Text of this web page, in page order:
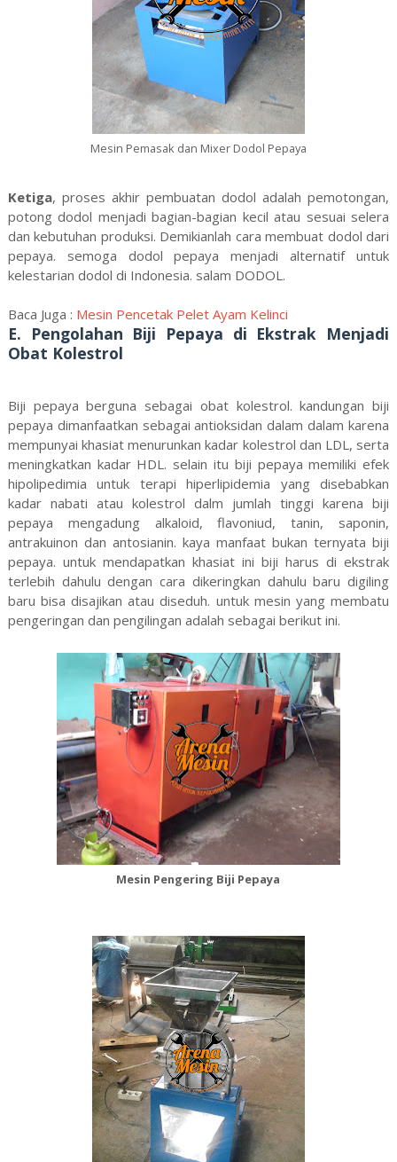
Mesin Pemasak dan Mixer Dodol Pepaya
Ketiga, proses akhir pembuatan dodol adalah pemotongan,
potong dodol menjadi bagian-bagian kecil atau sesuai selera
dan kebutuhan produksi. Demikianlah cara membuat dodol dari
pepaya. semoga dodol pepaya menjadi alternatif untuk
kelestarian dodol di Indonesia. salam DODOL.
Baca Juga : Mesin Pencetak Pelet Ayam Kelinci
E. Pengolahan Biji Pepaya di Ekstrak Menjadi
Obat Kolestrol
Biji pepaya berguna sebagai obat kolestrol. kandungan biji
pepaya dimanfaatkan sebagai antioksidan dalam dalam karena
mempunyai khasiat menurunkan kadar kolestrol dan LDL, serta
meningkatkan kadar HDL. selain itu biji pepaya memiliki efek
hipolipedimia untuk terapi hiperlipidemia yang disebabkan
kadar nabati atau kolestrol dalm jumlah tinggi karena biji
pepaya mengadung alkaloid, flavoniud, tanin, saponin,
antrakuinon dan antosianin. kaya manfaat bukan ternyata biji
pepaya. untuk mendapatkan khasiat ini biji harus di ekstrak
terlebih dahulu dengan cara dikeringkan dahulu baru digiling
baru bisa disajikan atau diseduh. untuk mesin yang membatu
pengeringan dan pengilingan adalah sebagai berikut ini.
Mesin Pengering Biji Pepaya